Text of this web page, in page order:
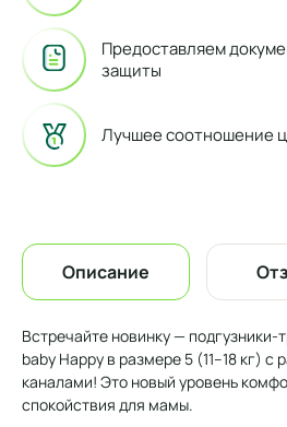
Предоставляем
защиты
Лучшее соотношение
Описание
Встречайте новинку — подгузники-
baby Happy в размере 5 (11–18 кг)
каналами! Это новый уровень
спокойствия для мамы.